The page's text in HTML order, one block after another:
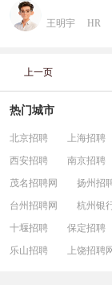
王明宇 HR
上一页
热门城市
北京招聘 上海招聘
西安招聘
南京招聘
茂名招聘网
扬州招
台州招聘网
杭州银
十堰招聘
保定招聘
乐山招聘
上饶招聘